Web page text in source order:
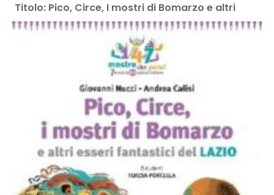
Titolo: Pico, Circe, I mostri di Bomarzo e altri